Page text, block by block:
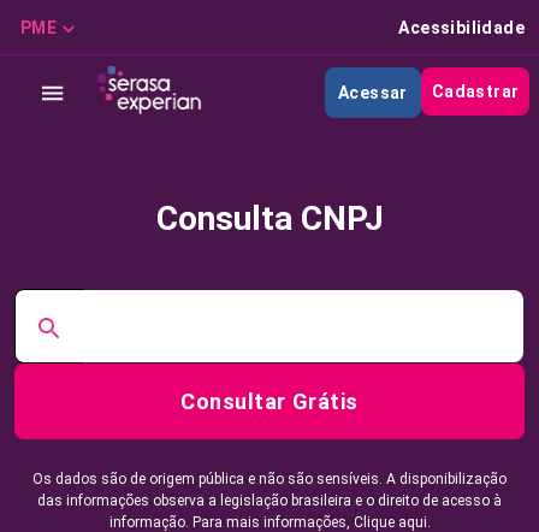
PME Acessibilidade
Acessar Cadastrar
Consulta CNPJ
Consultar Grátis
Os dados são de origem pública e não são sensíveis. A disponibilização
das informações observa a legislação brasileira e o direito de acesso à
informação. Para mais informações, Clique aqui.